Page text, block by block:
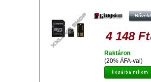
ADAPTER + OLVASÓ)
4 148 Ft
(20% ÁFA-val)
Raktáron